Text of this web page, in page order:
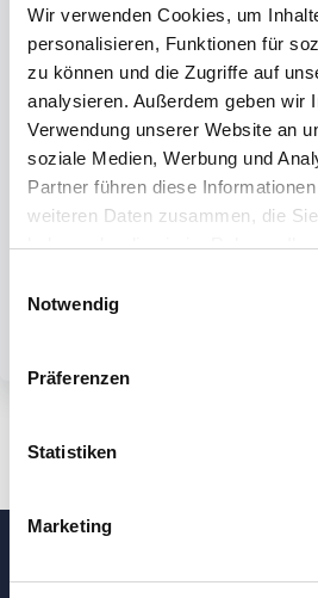
Wir verwenden Cookies, um
personalisieren, Funktionen für
zu können und die Zugriffe auf
analysieren. Außerdem geben wir
Verwendung unserer Website an
soziale Medien, Werbung und
Partner führen diese
weiteren Daten zusammen, die
haben oder die sie im Rahmen
Notwendig
Präferenzen
Statistiken
Marketing
By submiting the form,
privacy